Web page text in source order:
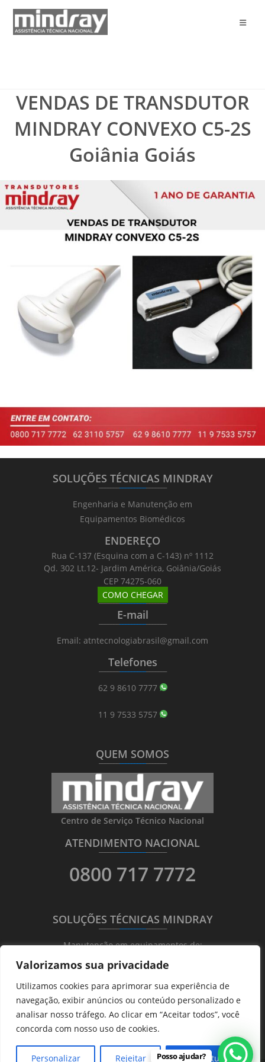
Valorizamos sua privacidade
Utilizamos cookies para aprimorar sua experiência de
navegação, exibir anúncios ou conteúdo personalizado e
analisar nosso tráfego. Ao clicar em “Aceitar todos”, você
concorda com nosso uso de cookies.
Personalizar Rejeitar Aceitar tudo
VENDAS DE TRANSDUTOR
MINDRAY CONVEXO C5-2S
Goiânia Goiás
SOLUÇÕES TÉCNICAS MINDRAY
_______________________
Engenharia e Manutenção em
Equipamentos Biomédicos
ENDEREÇO
Rua C-137 (Esquina com a C-143) nº 1112
Qd. 302 Lt.12- Jardim América, Goiânia/Goiás
CEP 74275-060
COMO CHEGAR
_______________________
E-mail
_______________________
Email: atntecnologiabrasil@gmail.com
Telefones
_______________________
62 9 8610 7777
11 9 7533 5757
QUEM SOMOS
_______________________
Centro de Serviço Técnico Nacional
ATENDIMENTO NACIONAL
_______________________
0800 717 7772
SOLUÇÕES TÉCNICAS MINDRAY
_______________________
Manutenção em equipamentos de:
Ultrassonografia
Ecocardiografia
Transdutores
Hematológicos
Posso ajudar?